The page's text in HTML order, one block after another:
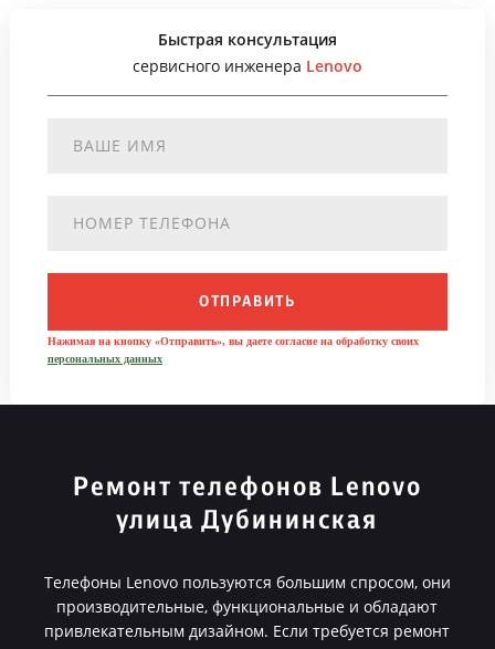
Быстрая консультация
сервисного инженера Lenovo
ОТПРАВИТЬ
Нажимая на кнопку «Отправить», вы даете согласие на обработку своих
персональных данных
Ремонт телефонов Lenovo
улица Дубининская
Телефоны Lenovo пользуются большим спросом, они
производительные, функциональные и обладают
привлекательным дизайном. Если требуется ремонт